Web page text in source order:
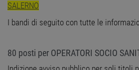
SALERNO
I bandi di seguito con tutte le
80 posti per OPERATORI SOCIO